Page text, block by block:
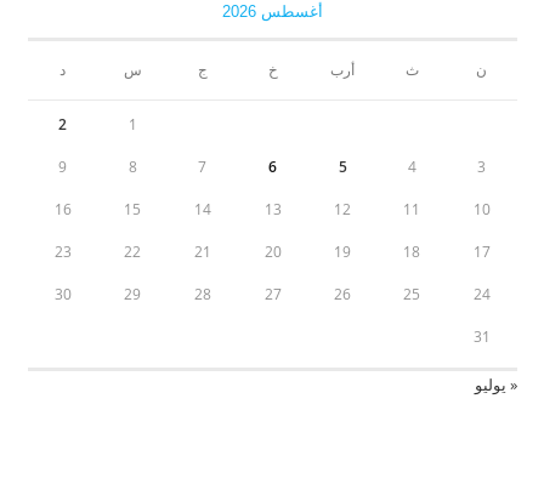
أغسطس 2026
ن ث أرب خ ج س د
1
2
3
4
5
6
7
8
9
10
11
12
13
14
15
16
17
18
19
20
21
22
23
24
25
26
27
28
29
30
31
« يوليو